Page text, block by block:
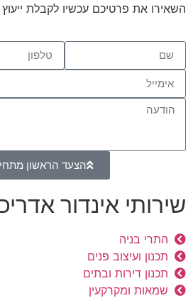
השאירו את פרטיכם עכשיו לקבלת
הצעד הראשון
שירותי אינדור
התרי בניה
תכנון ועיצוב פנים
תכנון דירות ובתים
שמאות ומקרקעין